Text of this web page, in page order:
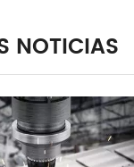
NOTICIAS